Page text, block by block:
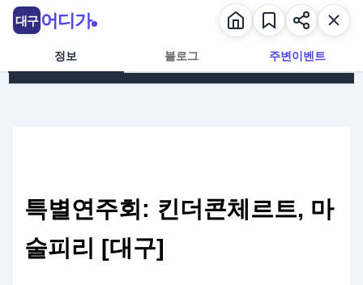
콘텐츠로 건너뛰기
정보 블로그 주변이벤트
특별연주회: 킨더콘체르트, 마
술피리 [대구]
대구 어디가